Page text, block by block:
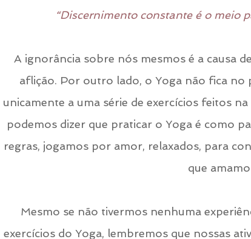
“Discernimento constante é o meio
A ignorância sobre nós mesmos é a causa
aflição. Por outro lado, o Yoga não fica no
unicamente a uma série de exercícios feitos
podemos dizer que praticar o Yoga é como
regras, jogamos por amor, relaxados, para
que
Mesmo se não tivermos nenhuma
exercícios do Yoga, lembremos que nossas